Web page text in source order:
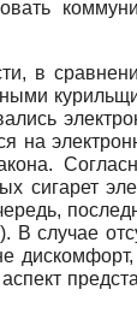
в
на
сигарет
В случае
дискомфорт,